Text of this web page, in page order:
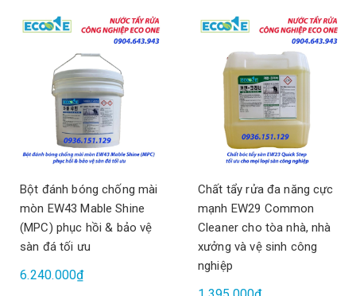
Bột đánh bóng chống mài
mòn EW43 Mable Shine
(MPC) phục hồi & bảo vệ
sàn đá tối ưu
6.240.000₫
Chất tẩy rửa đa năng cực
mạnh EW29 Common
Cleaner cho tòa nhà, nhà
xưởng và vệ sinh công
nghiệp